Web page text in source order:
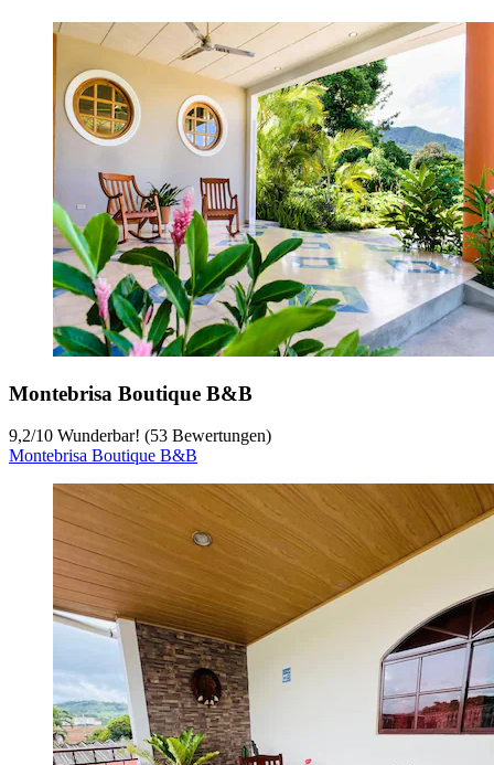
Montebrisa Boutique B&B
9,2/10 Wunderbar! (53 Bewertungen)
Montebrisa Boutique B&B